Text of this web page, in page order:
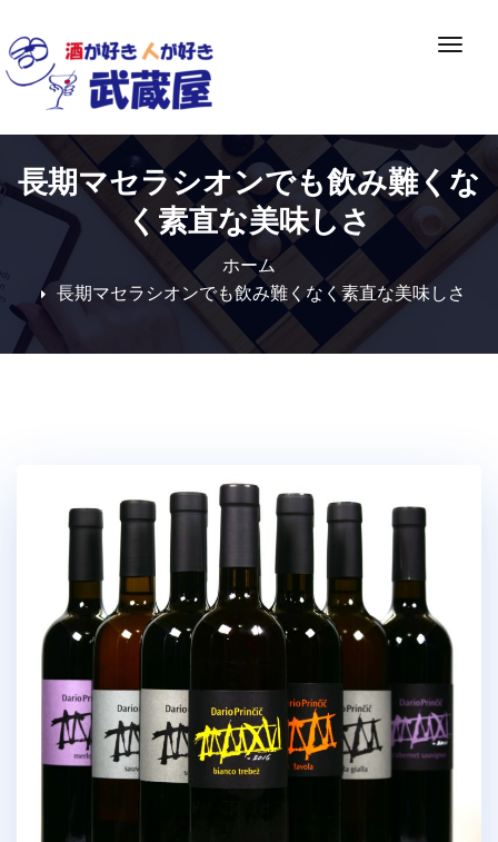
to
content
ナ
ー
シ
ョ
ン
切
り
替
長期マセラシオンでも飲み難くな
く素直な美味しさ
ホーム
長期マセラシオンでも飲み難くなく素直な美味しさ